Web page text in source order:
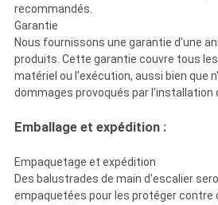
recommandés.
Garantie
Nous fournissons une garantie d'une
produits. Cette garantie couvre tous
matériel ou l'exécution, aussi bien que
dommages provoqués par l'installation
Emballage et expédition :
Empaquetage et expédition
Des balustrades de main d'escalier
empaquetées pour les protéger contre